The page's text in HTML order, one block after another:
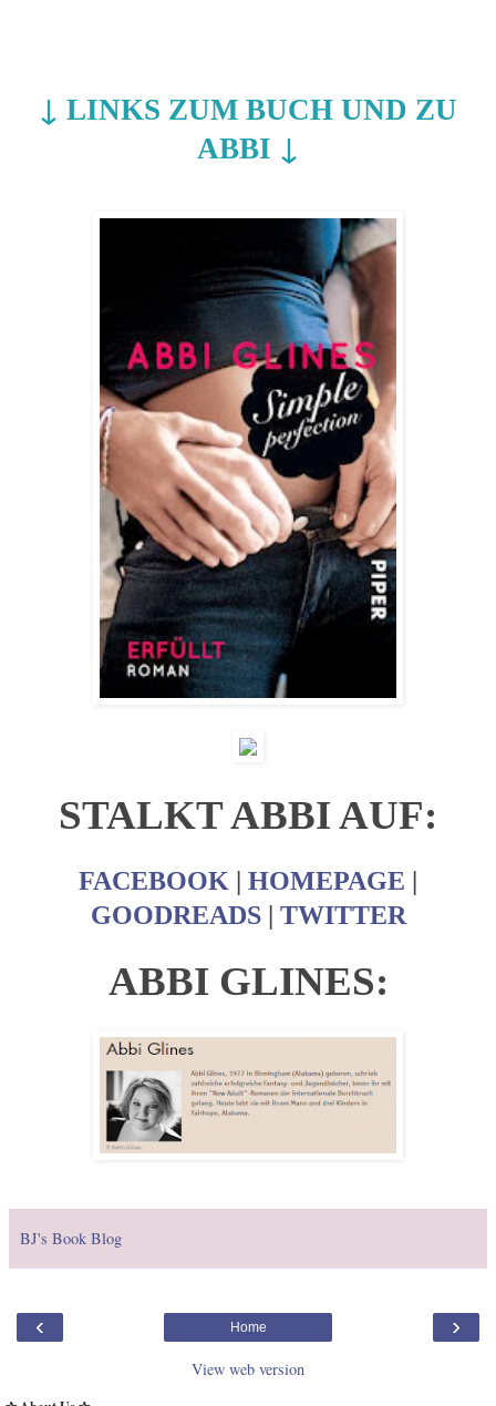
↓ LINKS ZUM BUCH UND ZU
ABBI ↓
STALKT ABBI AUF:
FACEBOOK | HOMEPAGE |
GOODREADS| TWITTER
ABBI GLINES:
BJ's Book Blog
‹ ›
Home
View web version